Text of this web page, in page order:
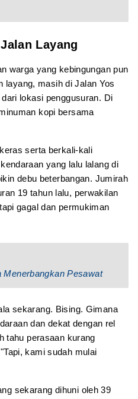
Layang
warga yang kebingungan pun
layang, masih di Jalan Yos
lokasi penggusuran. Di
kopi bersama
serta berkali-kali
yang lalu lalang di
debu beterbangan. Jumirah
19 tahun lalu, perwakilan
gagal dan permukiman
Pesawat
sekarang. Bising. Gimana
dan dekat dengan rel
tahu perasaan kurang
kami sudah mulai
sekarang dihuni oleh 39